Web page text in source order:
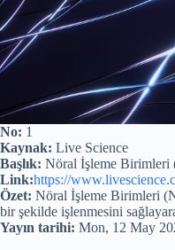
No: 1
Kaynak: Live Science
Başlık: Nöral İşleme Birimleri
Link:https://
Özet: Nöral İşleme Birimleri
bir şekilde işlenmesini
Yayın tarihi: Mon, 12 May